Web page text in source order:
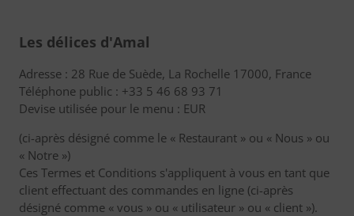
Les délices d'Amal
Adresse : 28 Rue de Suède, La Rochelle 17000, France
Téléphone public : +33 5 46 68 93 71
Devise utilisée pour le menu : EUR
(ci-après désigné comme le « Restaurant » ou « Nous » ou
« Notre »)
Ces Termes et Conditions s'appliquent à vous en tant que
client effectuant des commandes en ligne (ci-après
désigné comme « vous » ou « utilisateur » ou « client »).